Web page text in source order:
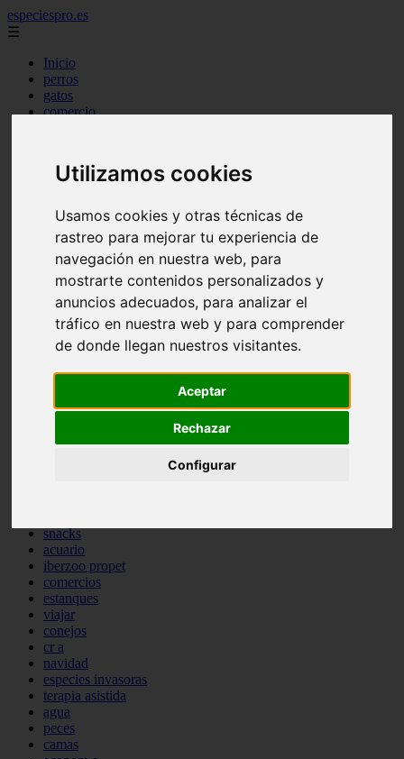
Utilizamos cookies
Usamos cookies y otras técnicas de
rastreo para mejorar tu experiencia de
navegación en nuestra web, para
mostrarte contenidos personalizados y
anuncios adecuados, para analizar el
tráfico en nuestra web y para comprender
de donde llegan nuestros visitantes.
Aceptar
Rechazar
Configurar
especiespro.es
☰
Inicio
perros
gatos
comercio
salud
ventas
mantenimiento
aves
marketing
bienestar
peque os mam feros
verano
legislaci n
peluquer a
accesorios
peluquer a canina
consejos
snacks
acuario
iberzoo propet
comercios
estanques
viajar
conejos
cr a
navidad
especies invasoras
terapia asistida
agua
peces
camas